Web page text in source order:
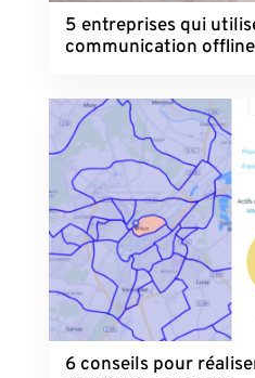
5 entreprises qui
communication offline
6 conseils pour